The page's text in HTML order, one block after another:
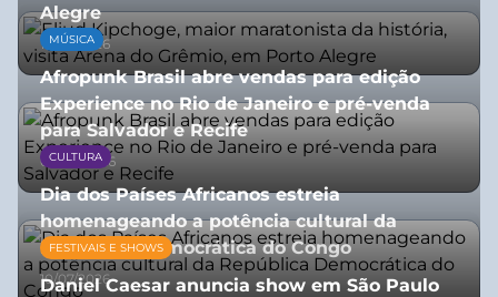
Alegre
10/07/2026
MÚSICA
Afropunk Brasil abre vendas para edição
Experience no Rio de Janeiro e pré-venda
para Salvador e Recife
03/08/2026
CULTURA
Dia dos Países Africanos estreia
homenageando a potência cultural da
República Democrática do Congo
10/07/2026
FESTIVAIS E SHOWS
Daniel Caesar anuncia show em São Paulo